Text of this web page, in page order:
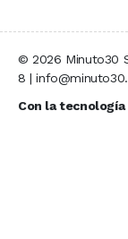
© 2026 Minuto30
8 |
Con la tecnología